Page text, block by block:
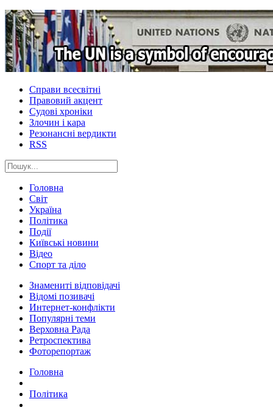
Справи всесвітні
Правовий акцент
Судові хроніки
Злочин і кара
Резонансні вердикти
RSS
Головна
Світ
Україна
Політика
Події
Київські новини
Відео
Спорт та діло
Знамениті відповідачі
Відомі позивачі
Интернет-конфлікти
Популярні теми
Верховна Рада
Ретроспектива
Фоторепортаж
Головна
Політика